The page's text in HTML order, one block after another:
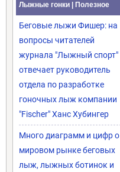
Лыжные гонки | Полезное
Беговые лыжи Фишер: на
вопросы читателей
журнала "Лыжный спорт"
отвечает руководитель
отдела по разработке
гоночных лыж компании
"Fischer" Ханс Хубингер
Много диаграмм и цифр о
мировом рынке беговых
лыж, лыжных ботинок и